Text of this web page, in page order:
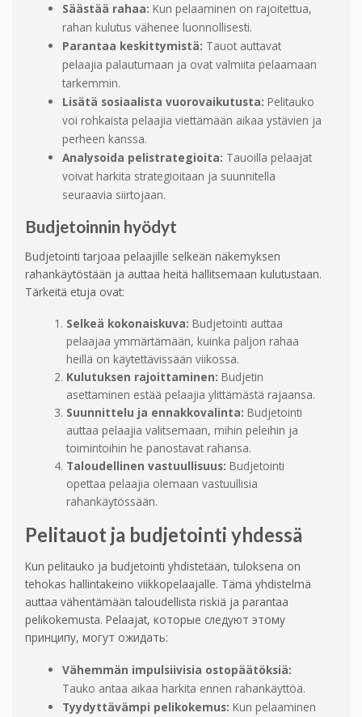
Säästää rahaa: Kun pelaaminen on rajoitettua,
rahan kulutus vähenee luonnollisesti.
Parantaa keskittymistä: Tauot auttavat
pelaajia palautumaan ja ovat valmiita pelaamaan
tarkemmin.
Lisätä sosiaalista vuorovaikutusta: Pelitauko
voi rohkaista pelaajia viettämään aikaa ystävien ja
perheen kanssa.
Analysoida pelistrategioita: Tauoilla pelaajat
voivat harkita strategioitaan ja suunnitella
seuraavia siirtojaan.
Budjetoinnin hyödyt
Budjetointi tarjoaa pelaajille selkeän näkemyksen
rahankäytöstään ja auttaa heitä hallitsemaan kulutustaan.
Tärkeitä etuja ovat:
Selkeä kokonaiskuva: Budjetointi auttaa
pelaajaa ymmärtämään, kuinka paljon rahaa
heillä on käytettävissään viikossa.
Kulutuksen rajoittaminen: Budjetin
asettaminen estää pelaajia ylittämästä rajaansa.
Suunnittelu ja ennakkovalinta: Budjetointi
auttaa pelaajia valitsemaan, mihin peleihin ja
toimintoihin he panostavat rahansa.
Taloudellinen vastuullisuus: Budjetointi
opettaa pelaajia olemaan vastuullisia
rahankäytössään.
Pelitauot ja budjetointi yhdessä
Kun pelitauko ja budjetointi yhdistetään, tuloksena on
tehokas hallintakeino viikkopelaajalle. Tämä yhdistelmä
auttaa vähentämään taloudellista riskiä ja parantaa
pelikokemusta. Pelaajat, которые следуют этому
принципу, могут ожидать:
Vähemmän impulsiivisia ostopäätöksiä:
Tauko antaa aikaa harkita ennen rahankäyttöä.
Tyydyttävämpi pelikokemus: Kun pelaaminen